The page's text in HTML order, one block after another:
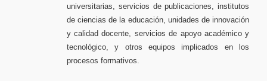
universitarias, servicios de publicaciones, institutos
de ciencias de la educación, unidades de innovación
y calidad docente, servicios de apoyo académico y
tecnológico, y otros equipos implicados en los
procesos formativos.